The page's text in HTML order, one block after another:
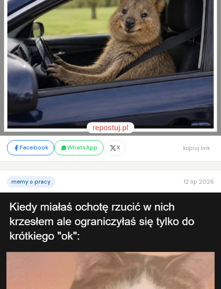
Facebook WhatsApp X kopiuj link
memy o pracy 12 lip 2026